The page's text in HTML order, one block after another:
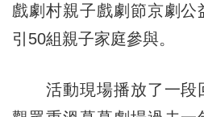
戲劇村親子戲劇節京劇公
引50組親子家庭參與。
活動現場播放了一段